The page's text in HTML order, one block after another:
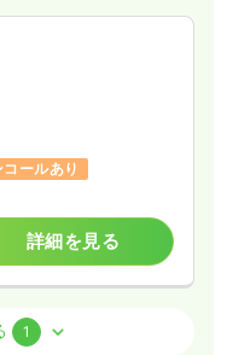
コールあり
詳細を見る
1